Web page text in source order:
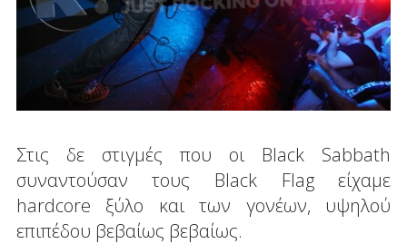
Στις δε στιγμές που οι Black Sabbath
συναντούσαν τους Black Flag είχαμε
hardcore ξύλο και των γονέων, υψηλού
επιπέδου βεβαίως βεβαίως.